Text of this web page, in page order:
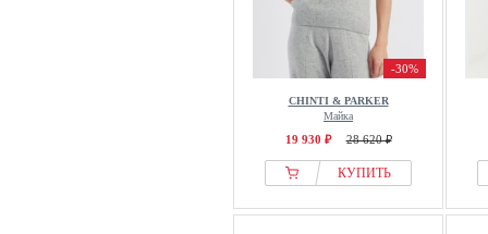
-30%
CHINTI & PARKER
Майка
19 930 ₽ 28 620 ₽
КУПИТЬ